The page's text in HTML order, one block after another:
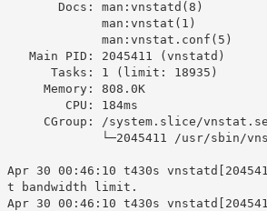
Apr 30 00:46:10 t430s
t bandwidth limit.
Apr 30 00:46:10 t430s